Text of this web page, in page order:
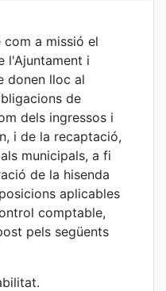
a missió el
l'Ajuntament i
donen lloc al
de
dels ingressos i
i de la recaptació,
municipals, a fi
de la hisenda
aplicables
comptable,
pels següents